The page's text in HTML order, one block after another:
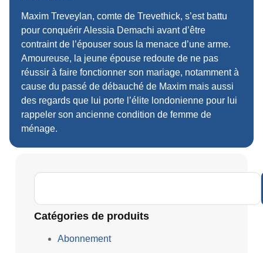
Maxim Treveylan, comte de Trevethick, s’est battu
pour conquérir Alessia Demachi avant d’être
contraint de l’épouser sous la menace d’une arme.
Amoureuse, la jeune épouse redoute de ne pas
réussir à faire fonctionner son mariage, notamment à
cause du passé de débauché de Maxim mais aussi
des regards que lui porte l’élite londonienne pour lui
rappeler son ancienne condition de femme de
ménage.
Catégories de produits
Abonnement